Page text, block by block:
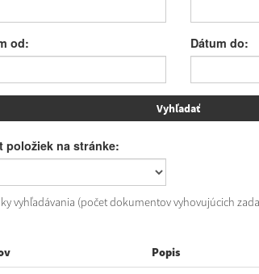
od: Dátum do:
položiek na stránke:
vyhľadávania (počet dokumentov vyhovujúcich
Popis